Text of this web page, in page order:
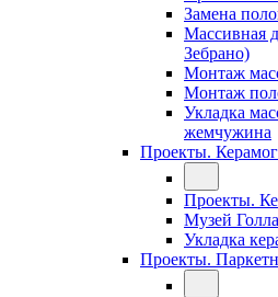
Замена
Массивная
Зебрано)
Монтаж
Монтаж
Укладка
жемчужина
Проекты.
Проекты.
Музей
Укладка
Проекты.